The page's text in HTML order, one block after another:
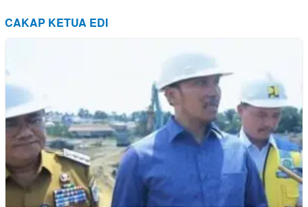
CAKAP KETUA EDI